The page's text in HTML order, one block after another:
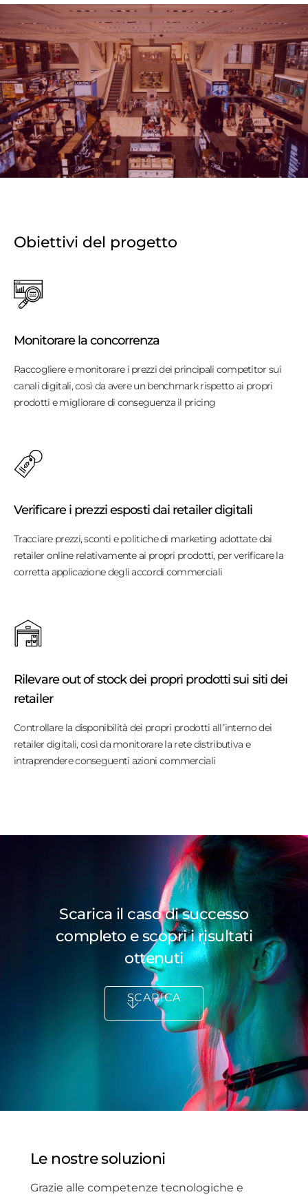
Obiettivi del progetto
Monitorare la concorrenza
Raccogliere e monitorare i prezzi dei principali competitor sui
canali digitali, così da avere un benchmark rispetto ai propri
prodotti e migliorare di conseguenza il pricing
Verificare i prezzi esposti dai retailer digitali
Tracciare prezzi, sconti e politiche di marketing adottate dai
retailer online relativamente ai propri prodotti, per verificare la
corretta applicazione degli accordi commerciali
Rilevare out of stock dei propri prodotti sui siti dei
retailer
Controllare la disponibilità dei propri prodotti all’interno dei
retailer digitali, così da monitorare la rete distributiva e
intraprendere conseguenti azioni commerciali
Scarica il caso di successo
completo e scopri i risultati
ottenuti
SCARICA
Le nostre soluzioni
Grazie alle competenze tecnologiche e